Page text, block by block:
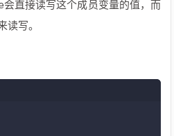
直接读写这个成员变量的值，而
写。